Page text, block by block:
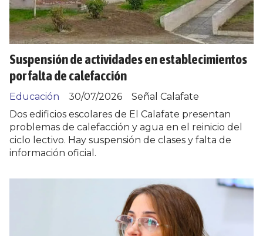
Suspensión de actividades en establecimientos
por falta de calefacción
Señal Calafate
Educación
30/07/2026
Dos edificios escolares de El Calafate presentan
problemas de calefacción y agua en el reinicio del
ciclo lectivo. Hay suspensión de clases y falta de
información oficial.